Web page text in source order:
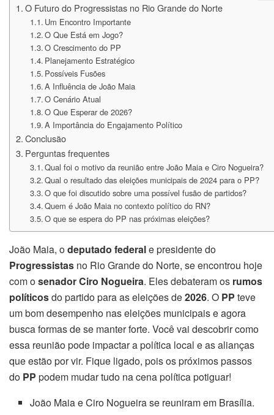
O Futuro do Progressistas no Rio Grande do Norte
Um Encontro Importante
O Que Está em Jogo?
O Crescimento do PP
Planejamento Estratégico
Possíveis Fusões
A Influência de João Maia
O Cenário Atual
O Que Esperar de 2026?
A Importância do Engajamento Político
Conclusão
Perguntas frequentes
Qual foi o motivo da reunião entre João Maia e Ciro Nogueira?
Qual o resultado das eleições municipais de 2024 para o PP?
O que foi discutido sobre uma possível fusão de partidos?
Quem é João Maia no contexto político do RN?
O que se espera do PP nas próximas eleições?
João Maia, odeputado federale presidente do
Progressistas no Rio Grande do Norte, se encontrou hoje
com osenador Ciro Nogueira. Eles debateram os rumos
políticosdo partido para as eleições de2026. O PP teve
um bom desempenho nas eleições municipais e agora
busca formas de se manter forte. Você vai descobrir como
essa reunião pode impactar a política local e as alianças
que estão por vir. Fique ligado, pois os próximos passos
do PP podem mudar tudo na cena política potiguar!
João Maia e Ciro Nogueira se reuniram em Brasília.